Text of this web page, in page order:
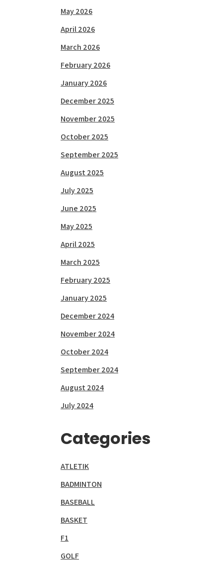
May 2026
April 2026
March 2026
February 2026
January 2026
December 2025
November 2025
October 2025
September 2025
August 2025
July 2025
June 2025
May 2025
April 2025
March 2025
February 2025
January 2025
December 2024
November 2024
October 2024
September 2024
August 2024
July 2024
Categories
ATLETIK
BADMINTON
BASEBALL
BASKET
F1
GOLF